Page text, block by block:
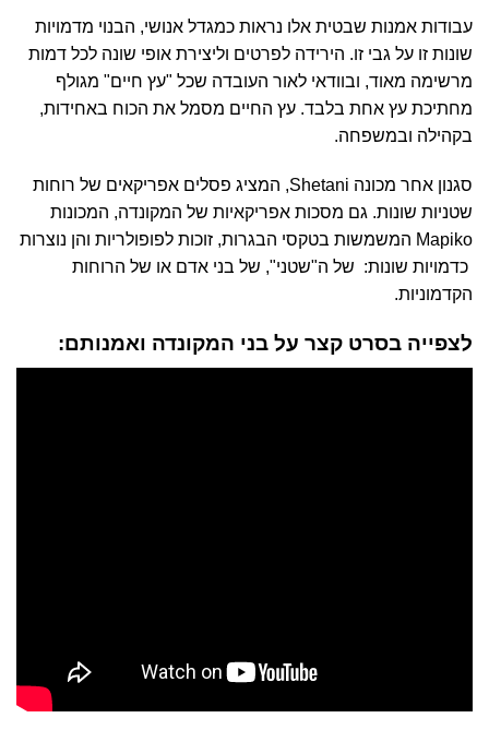
עבודות אמנות שבטית אלו נראות כמגדל אנושי, הבנוי מדמויות
שונות זו על גבי זו. הירידה לפרטים וליצירת אופי שונה לכל דמות
מרשימה מאוד, ובוודאי לאור העובדה שכל "עץ חיים" מגולף
מחתיכת עץ אחת בלבד. עץ החיים מסמל את הכוח באחידות,
בקהילה ובמשפחה.
סגנון אחר מכונה Shetani
, המציג פסלים אפריקאים של רוחות
שטניות שונות. גם מסכות אפריקאיות של המקונדה, המכונות
Mapiko המשמשות בטקסי הבגרות, זוכות לפופולריות והן נוצרות
כדמויות שונות: של ה"שטני", של בני אדם או של הרוחות
הקדמוניות.
לצפייה בסרט קצר על בני המקונדה ואמנותם: